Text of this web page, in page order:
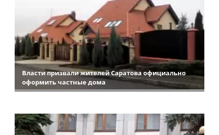
Власти призвали жителей Саратова официально
оформить частные дома